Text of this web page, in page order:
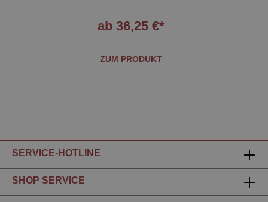
ab 36,25 €*
ZUM PRODUKT
SERVICE-HOTLINE
SHOP SERVICE